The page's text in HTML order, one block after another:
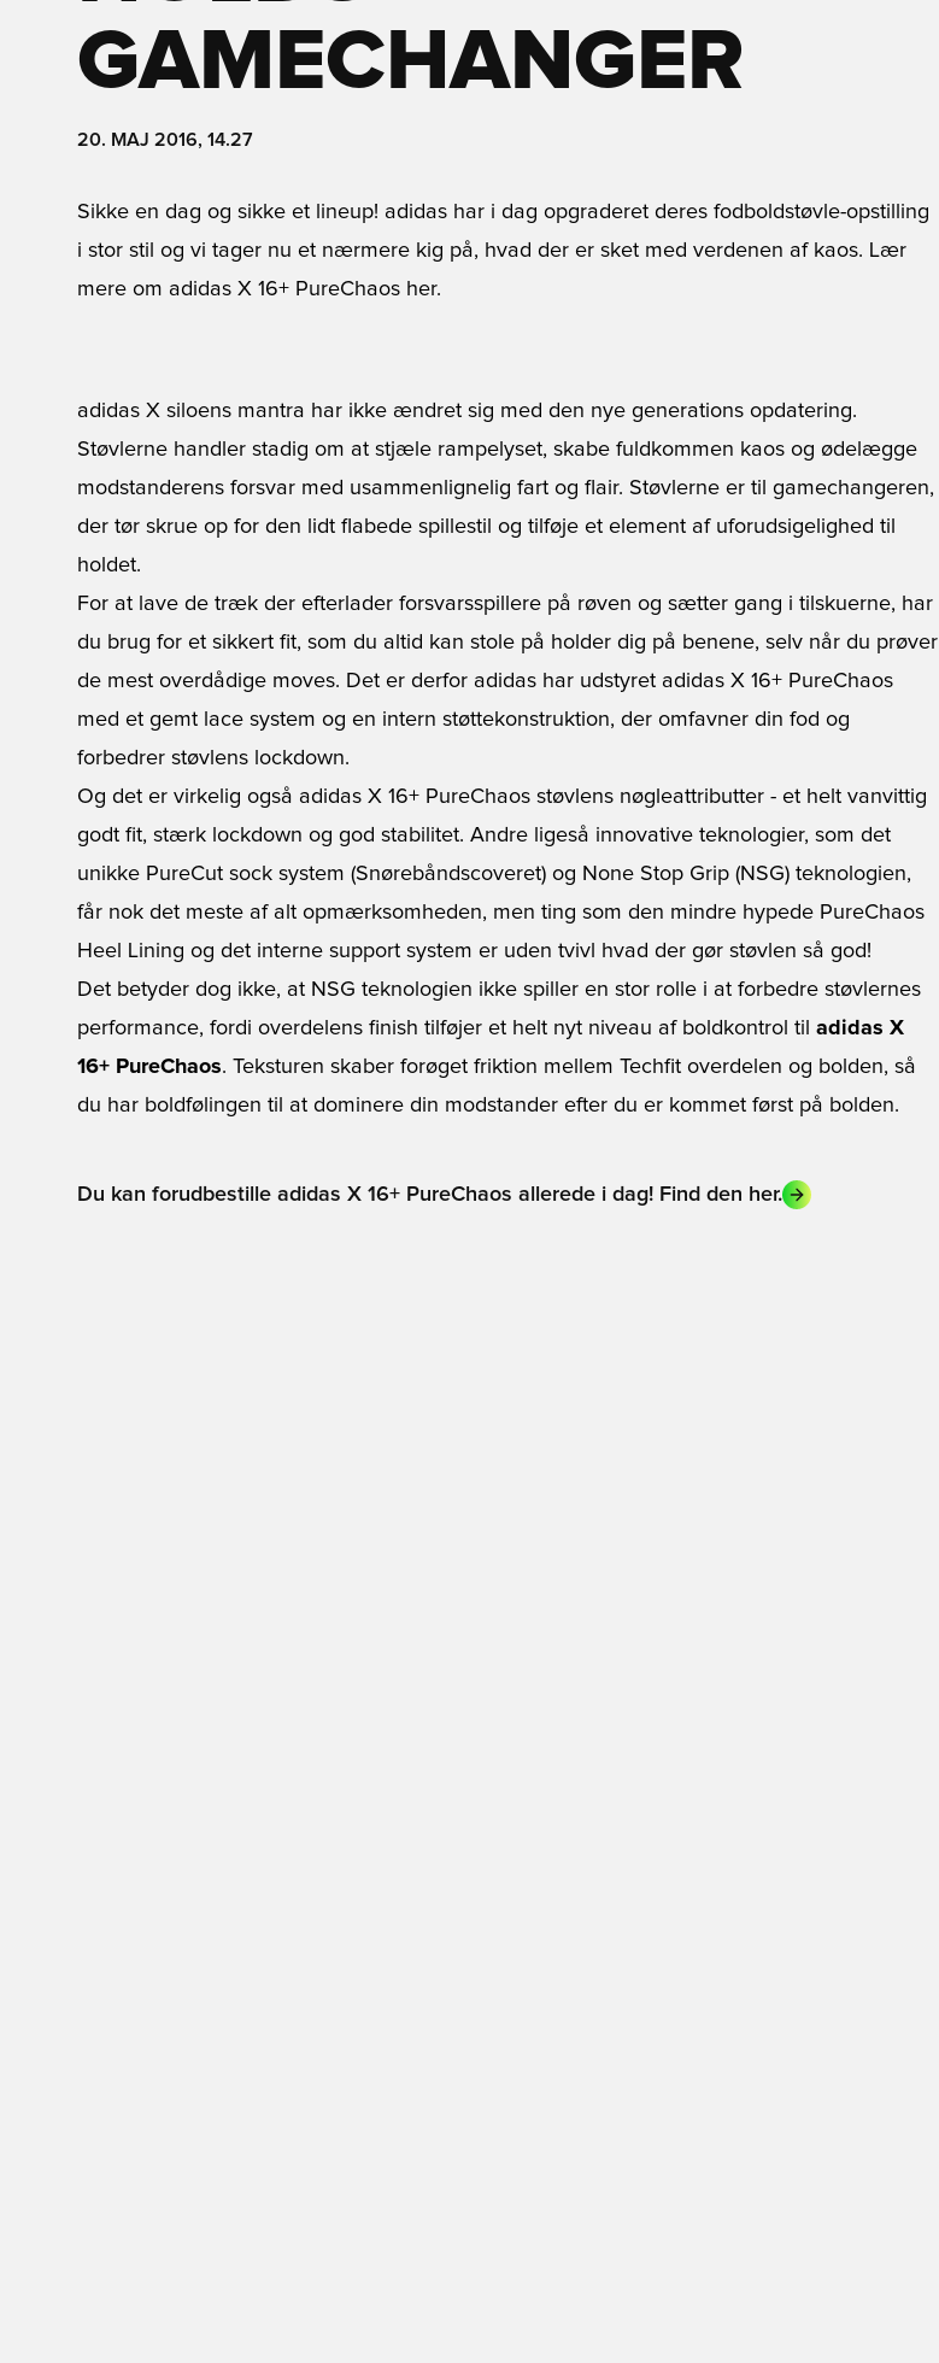
GAMECHANGER
20. MAJ 2016, 14.27
Sikke en dag og sikke et lineup! adidas har i dag opgraderet deres fodboldstøvle-opstilling
i stor stil og vi tager nu et nærmere kig på, hvad der er sket med verdenen af kaos. Lær
mere om adidas X 16+ PureChaos her.
adidas X siloens mantra har ikke ændret sig med den nye generations opdatering.
Støvlerne handler stadig om at stjæle rampelyset, skabe fuldkommen kaos og ødelægge
modstanderens forsvar med usammenlignelig fart og flair. Støvlerne er til gamechangeren,
der tør skrue op for den lidt flabede spillestil og tilføje et element af uforudsigelighed til
holdet.
For at lave de træk der efterlader forsvarsspillere på røven og sætter gang i tilskuerne, har
du brug for et sikkert fit, som du altid kan stole på holder dig på benene, selv når du prøver
de mest overdådige moves. Det er derfor adidas har udstyret adidas X 16+ PureChaos
med et gemt lace system og en intern støttekonstruktion, der omfavner din fod og
forbedrer støvlens lockdown.
Og det er virkelig også adidas X 16+ PureChaos støvlens nøgleattributter - et helt vanvittig
godt fit, stærk lockdown og god stabilitet. Andre ligeså innovative teknologier, som det
unikke PureCut sock system (Snørebåndscoveret) og None Stop Grip (NSG) teknologien,
får nok det meste af alt opmærksomheden, men ting som den mindre hypede PureChaos
Heel Lining og det interne support system er uden tvivl hvad der gør støvlen så god!
Det betyder dog ikke, at NSG teknologien ikke spiller en stor rolle i at forbedre støvlernes
performance, fordi overdelens finish tilføjer et helt nyt niveau af boldkontrol til adidas X
16+ PureChaos. Teksturen skaber forøget friktion mellem Techfit overdelen og bolden, så
du har boldfølingen til at dominere din modstander efter du er kommet først på bolden.
Du kan forudbestille adidas X 16+ PureChaos allerede i dag! Find den her.